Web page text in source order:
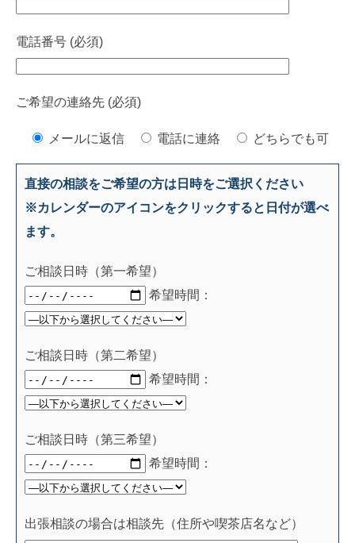
電話番号 (必須)
ご希望の連絡先 (必須)
メールに返信 電話に連絡 どちらでも可
直接の相談をご希望の方は日時をご選択ください
※カレンダーのアイコンをクリックすると日付が選べ
ます。
ご相談日時（第一希望）
希望時間：
ご相談日時（第二希望）
希望時間：
ご相談日時（第三希望）
希望時間：
出張相談の場合は相談先（住所や喫茶店名など）